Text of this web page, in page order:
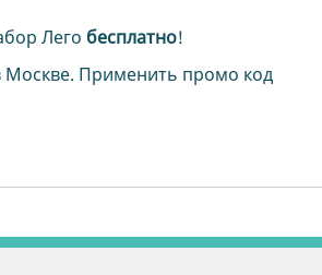
Лего бесплатно!
Москве. Применить промо код